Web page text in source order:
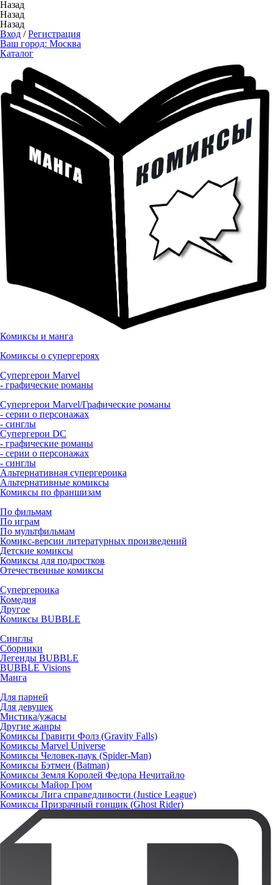
Назад
Назад
Назад
Вход /Регистрация
Ваш город: Москва
Каталог
Комиксы и манга
Комиксы о супергероях
Супергерои Marvel
- графические романы
Супергерои Marvel/Графические романы
- серии о персонажах
- синглы
Супергерои DC
- графические романы
- серии о персонажах
- синглы
Альтернативная супергероика
Альтернативные комиксы
Комиксы по франшизам
По фильмам
По играм
По мультфильмам
Комикс-версии литературных произведений
Детские комиксы
Комиксы для подростков
Отечественные комиксы
Супергероика
Комедия
Другое
Комиксы BUBBLE
Синглы
Сборники
Легенды BUBBLE
BUBBLE Visions
Манга
Для парней
Для девушек
Мистика/ужасы
Другие жанры
Комиксы Гравити Фолз (Gravity Falls)
Комиксы Marvel Universe
Комиксы Человек-паук (Spider-Man)
Комиксы Бэтмен (Batman)
Комиксы Земля Королей Федора Нечитайло
Комиксы Майор Гром
Комиксы Лига справедливости (Justice League)
Комиксы Призрачный гонщик (Ghost Rider)